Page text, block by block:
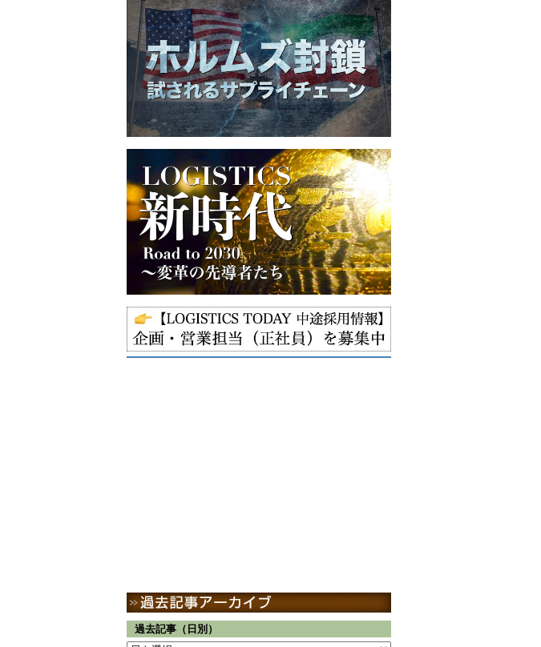
過去記事（日別）